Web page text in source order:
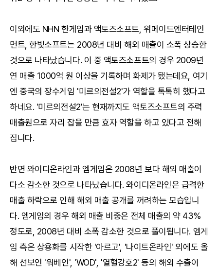
이외에도 NHN 한게임과 액토즈소프트, 위메이드엔터테인
먼트, 한빛소프트는 2008년 대비 해외 매출이 소폭 상승한
것으로 나타났습니다. 이 중 액토즈소프트의 경우 2009년
연 매출 1000억 원 이상을 기록하며 화제가 됐는데요, 여기
엔 중국의 장수게임 '미르의전설2'가 역할을 톡톡히 했다고
하네요. '미르의전설2'는 현재까지도 액토즈소프트의 주력
매출원으로 자리 잡을 만큼 효자 역할을 하고 있다고 전해
집니다.
반면 와이디온라인과 엠게임은 2008년 보다 해외 매출이
다소 감소한 것으로 나타났습니다. 와이디온라인은 급격한
매출 하락으로 인해 해외 매출 공개를 꺼려하는 모습입니
다. 엠게임의 경우 해외 매출 비중은 전체 매출의 약 43%
정도로, 2008년 대비 소폭 감소한 것으로 풀이됩니다. 엠게
임 측은 상용화를 시작한 '아르고', '나이트온라인' 외에도 올
해 선보인 '워베인', 'WOD', '열혈강호2' 등의 해외 수출이